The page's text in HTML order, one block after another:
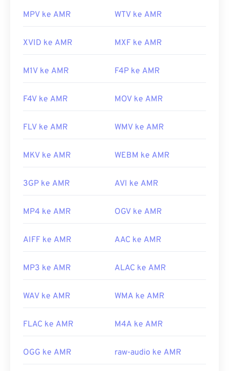
https://en.wikipedia.org/wiki/Adaptive_Multi-
https://www.etsi.org/
MPV ke AMR WTV ke AMR
XVID ke AMR MXF ke AMR
M1V ke AMR F4P ke AMR
F4V ke AMR MOV ke AMR
FLV ke AMR WMV ke AMR
MKV ke AMR WEBM ke AMR
3GP ke AMR AVI ke AMR
MP4 ke AMR OGV ke AMR
AIFF ke AMR AAC ke AMR
MP3 ke AMR ALAC ke AMR
WAV ke AMR WMA ke AMR
FLAC ke AMR M4A ke AMR
OGG ke AMR raw-audio ke AMR